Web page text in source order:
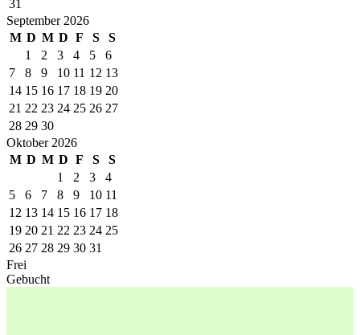
31
September 2026
M D M D F S
S
1
2 3 4 5
6
7
8 9 10 11 12 13
14 15 16 17 18 19 20
21 22 23 24 25 26 27
28 29 30
Oktober 2026
M D M D F S
S
1
2 3
4
5
6 7 8 9 10 11
12 13 14 15 16 17 18
19 20 21 22 23 24 25
26 27 28 29 30 31
Frei
Gebucht